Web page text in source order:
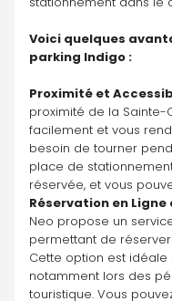
Voici quelques
parking Indigo :
Proximité et
proximité de la Sainte-
facilement et vous
besoin de tourner
place de
réservée, et vous
Réservation en
Neo propose un
permettant de
Cette option est idéale
notamment lors des
touristique. Vous